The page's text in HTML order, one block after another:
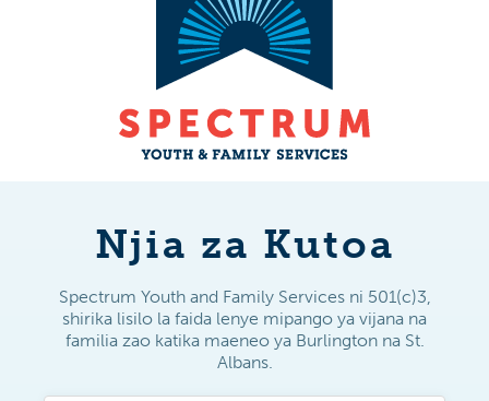
Njia za Kutoa
Spectrum Youth and Family Services ni 501(c)3,
shirika lisilo la faida lenye mipango ya vijana na
familia zao katika maeneo ya Burlington na St.
Albans.